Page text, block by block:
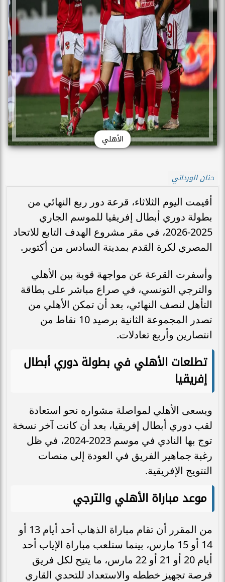
الأهلي
حنان الورداني
أقيمت اليوم الثلاثاء، قرعة دور ربع النهائي من
بطولة دوري أبطال إفريقيا للموسم الجاري
2025-2026، في مقر مشروع الهدف التابع للاتحاد
المصري لكرة القدم بمدينة السادس من أكتوبر.
وأسفرت القرعة عن مواجهة قوية بين الأهلي
والترجي التونسي، في صراع مباشر على بطاقة
التأهل لنصف النهائي، بعد أن تمكن الأهلي من
تصدر المجموعة الثانية برصيد 10 نقاط من
انتصارين وأربع تعادلات.
تطلعات الأهلي في بطولة دوري أبطال
إفريقيا
ويسعى الأهلي لمواصلة مشواره نحو استعادة
لقب دوري أبطال إفريقيا، بعد أن كانت آخر نسخة
توج بها النادي في موسم 2023-2024، في ظل
رغبة جماهير الفريق في العودة إلى منصات
التتويج الإفريقية.
موعد مباراة الأهلي والترجي
من المقرر أن تقام مباراة الذهاب أحد أيام 13 أو
14 أو 15 مارس، بينما ستلعب مباراة الإياب أحد
أيام 20 أو 21 أو 22 مارس، ما يتيح لكل فريق
فرصة تجهيز خططه والاستعداد للتحدي القاري